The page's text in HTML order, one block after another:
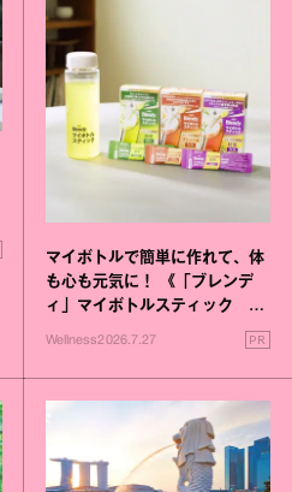
マイボトルで簡単に作れて、体
も心も元気に！ 《「ブレンデ
ィ」マイボトルスティック い
いこと毎日》シリーズが誕生
Wellness2026.7.27 PR